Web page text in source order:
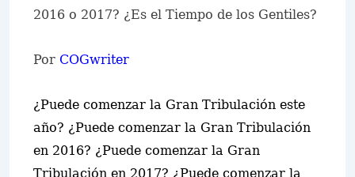
2016 o 2017? ¿Es el Tiempo de los Gentiles?
Por COGwriter
¿Puede comenzar la Gran Tribulación este
año? ¿Puede comenzar la Gran Tribulación
en 2016? ¿Puede comenzar la Gran
Tribulación en 2017? ¿Puede comenzar la